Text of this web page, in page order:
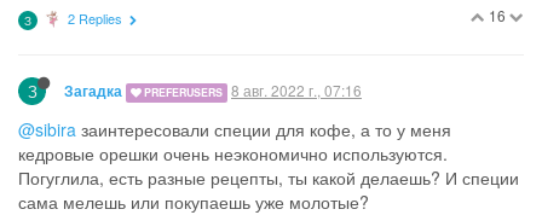
16
З 2 Replies
З Загадка PREFERUSERS 8 авг. 2022 г., 07:16
@sibira заинтересовали специи для кофе, а то у меня
кедровые орешки очень неэкономично используются.
Погуглила, есть разные рецепты, ты какой делаешь? И специи
сама мелешь или покупаешь уже молотые?